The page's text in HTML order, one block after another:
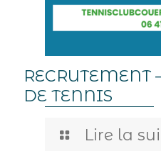
RECRUTEMENT
DE TENNIS
Lire la